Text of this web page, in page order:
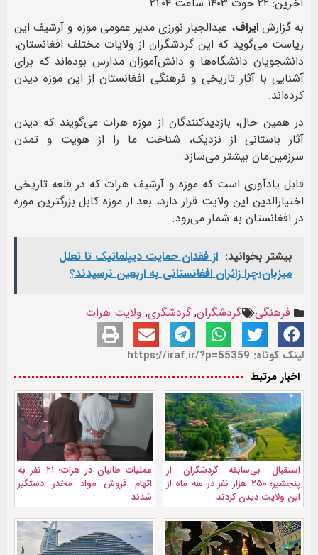
به گزارشایراف، عبدالجبار نورزی مدیر عمومی موزه و آرشیف این
ریاست می‌گوید که این گردشگران از ولایات مختلف افغانستان،
دانشجویان دانشگاه‌ها و دانش‌آموزان مدارس بوده‌اند که برای
آشنایی با آثار تاریخی و فرهنگی افغانستان از این موزه دیدن
کرده‌اند.
در همین حال، بازدیدکنندگان از موزه هرات می‌گویند که دیدن
آثار باستانی از نزدیک، شناخت ما را از هویت و تمدن
سرزمین‌مان بیشتر می‌سازد.
قابل یادآوری است که موزه و آرشیف هرات که در قلعه تاریخی
اختیارالدین این ولایت قرار دارد، بعد از موزه کابل بزرگترین موزه
در افغانستان به شمار می‌رود.
بیشتر بخوانید: از فقدان حمایت دیپلماتیک تا تعلل
میزبان؛چرا زائران افغانستانی به اربعین نرسیدند؟
فرهنگی گردشگران,گردشگری, ولایت هرات
لینک کوتاه: https://iraf.ir/?p=55359
اخبار مرتبط
استقبال بی‌سابقه گردشگران از
پنجشیر؛ ۲۵۰ هزار نفر در سه ماه از
این ولایت دیدن کردند
عملیات طالبان در هرات؛ ۲۱ نفر به
اتهام فروش مواد مخدر دستگیر
شدند